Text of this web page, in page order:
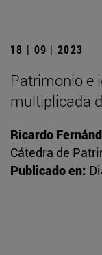
18 | 09 | 2023
Patrimonio e
multiplicada
Ricardo
Cátedra de
Publicado en: